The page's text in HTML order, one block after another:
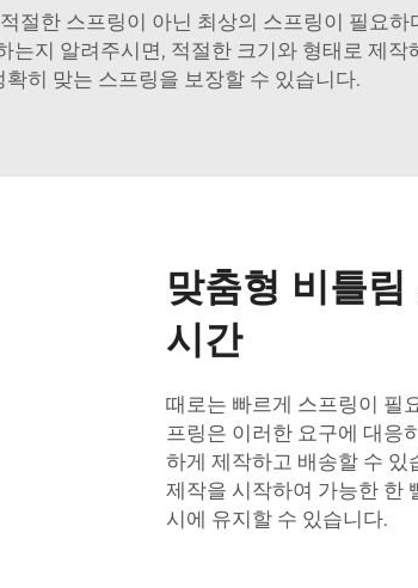
절한 스프링이 아닌 최상의 스프링이 필요
지 알려주시면, 적절한 크기와 형태로 제
히 맞는 스프링을 보장할 수 있습니다.
맞춤형 비틀
시간
때로는 빠르게 스프링이 필
프링은 이러한 요구에 대응
하게 제작하고 배송할 수 있
제작을 시작하여 가능한 한
시에 유지할 수 있습니다.